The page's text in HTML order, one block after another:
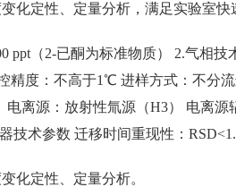
化定性、定量分析，满足实验室快
ppt（2-已酮为标准物质） 2.气相技
精度：不高于1℃ 进样方式：不分
电离源：放射性氚源（H3） 电离
技术参数 迁移时间重现性：
化定性、定量分析。